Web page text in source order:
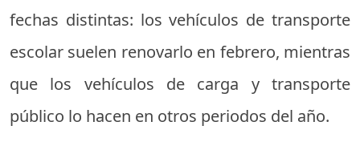
fechas distintas: los vehículos de transporte
escolar suelen renovarlo en febrero, mientras
que los vehículos de carga y transporte
público lo hacen en otros periodos del año.